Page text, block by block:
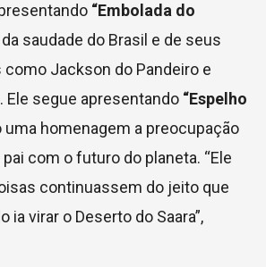
“Embolada do
saudade do Brasil e de seus
Jackson do Pandeiro e
Ele segue apresentando “Espelho
uma homenagem a preocupação
com o futuro do planeta. “Ele
continuassem do jeito que
ia virar o Deserto do Saara”,